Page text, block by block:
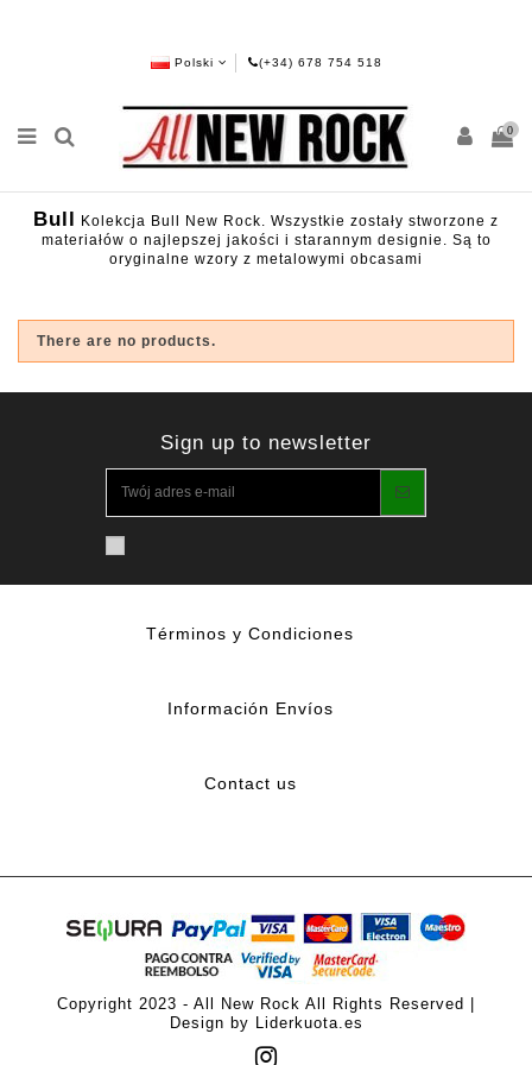
Polski (+34) 678 754 518
0
Bull Kolekcja Bull New Rock. Wszystkie zostały stworzone z
materiałów o najlepszej jakości i starannym designie. Są to
oryginalne wzory z metalowymi obcasami
There are no products.
Sign up to newsletter
Términos y Condiciones
Información Envíos
Contact us
Copyright 2023 - All New Rock All Rights Reserved |
Design by Liderkuota.es